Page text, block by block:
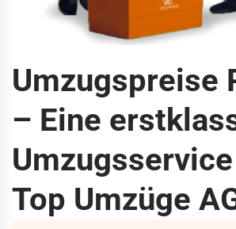
Umzugspreise
– Eine
Top Umzüge